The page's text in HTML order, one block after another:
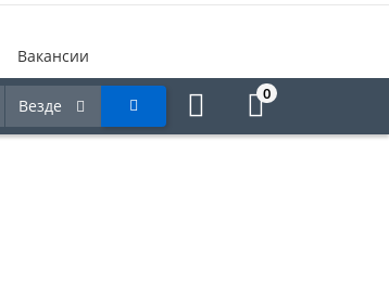
Вакансии
Везде
0